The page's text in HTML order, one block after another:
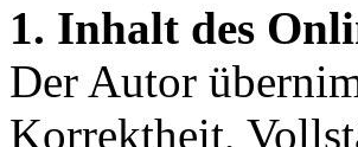
1. Inhalt des
Der Autor
Korrektheit,